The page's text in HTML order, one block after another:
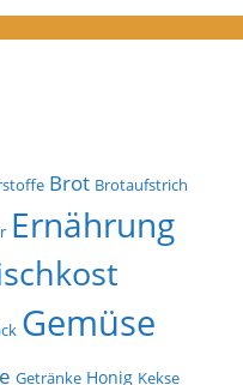
Brot Brotaufstrich
Ernährung
Gemüse
Getränke Honig Kekse